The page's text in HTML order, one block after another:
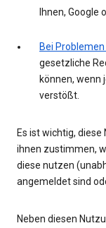
Ihnen, Google
Bei
gesetzliche
können, wenn
verstößt.
Es ist wichtig,
ihnen zustimmen,
diese nutzen
angemeldet sind
Neben diesen